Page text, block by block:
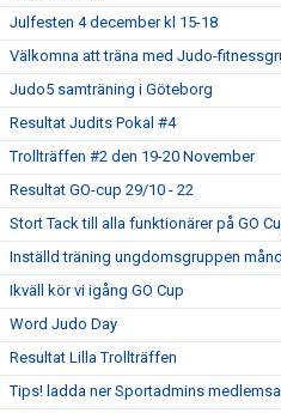
Julfesten 4 december kl 15-18
Välkomna att träna med Judo-
Judo5 samträning i Göteborg
Resultat Judits Pokal #4
Trollträffen #2 den 19-20 November
Resultat GO-cup 29/10 - 22
Stort Tack till alla funktionärer på GO
Inställd träning ungdomsgruppen
Ikväll kör vi igång GO Cup
Word Judo Day
Resultat Lilla Trollträffen
Tips! ladda ner Sportadmins